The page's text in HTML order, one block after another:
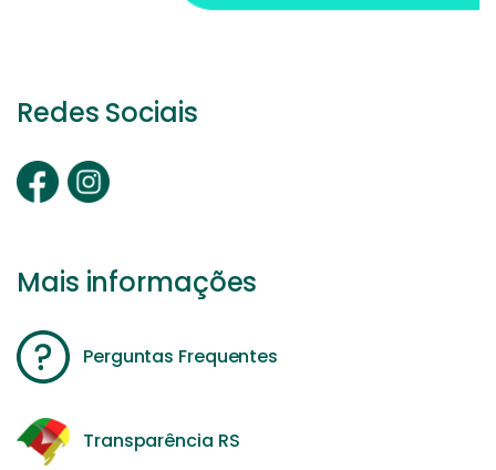
Redes Sociais
Mais informações
Perguntas Frequentes
Transparência RS